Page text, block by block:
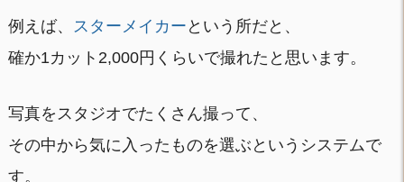
例えば、 スターメイカー という所だと、
確か1カット2,000円くらいで撮れたと思います。
写真をスタジオでたくさん撮って、
その中から気に入ったものを選ぶというシステムで
す。